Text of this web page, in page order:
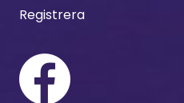
Registrera